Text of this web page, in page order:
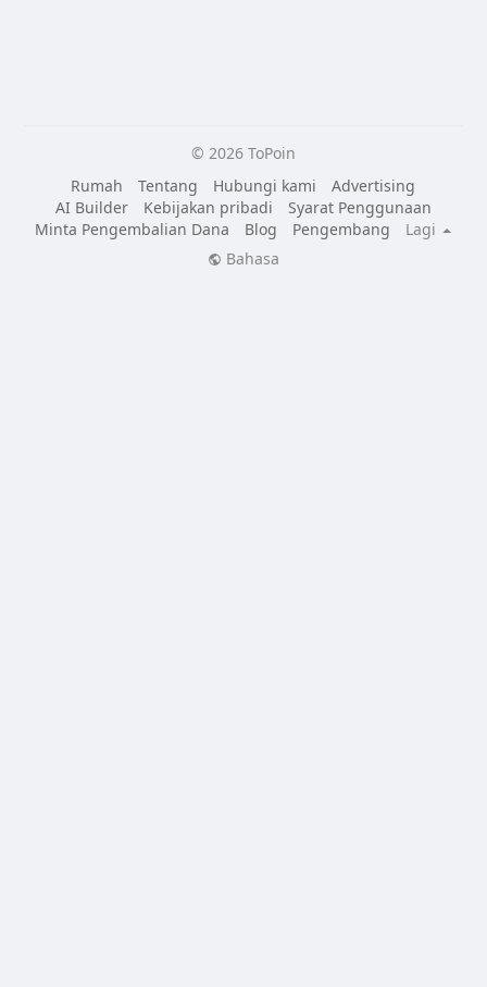
© 2026 ToPoin
Rumah
Tentang Hubungi kami
Advertising
AI Builder
Kebijakan pribadi
Syarat Penggunaan
Minta Pengembalian Dana
Blog Pengembang
Lagi
Bahasa